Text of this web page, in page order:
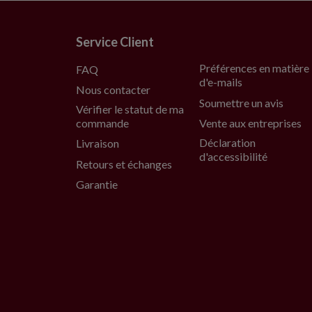
Service Client
FAQ
Nous contacter
Vérifier le statut de ma
commande
Livraison
Retours et échanges
Garantie
Préférences en matière
d'e-mails
Soumettre un avis
Vente aux entreprises
Déclaration
d'accessibilité